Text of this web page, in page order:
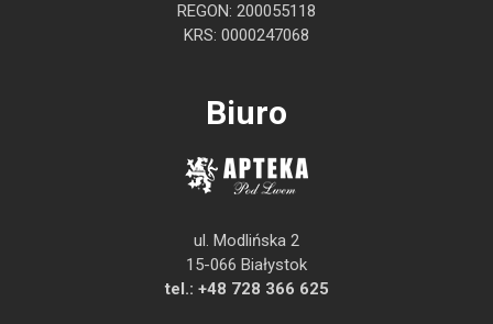
REGON: 200055118
KRS: 0000247068
Biuro
ul. Modlińska 2
15-066 Białystok
tel.: +48 728 366 625